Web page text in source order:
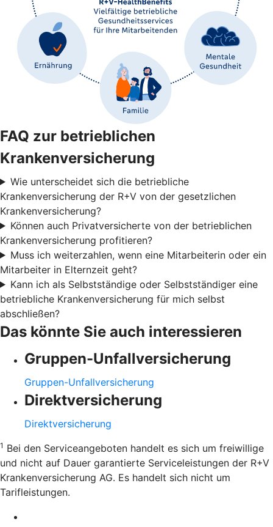
FAQ zur betrieblichen
Krankenversicherung
Wie unterscheidet sich die betriebliche
Krankenversicherung der R+V von der gesetzlichen
Krankenversicherung?
Können auch Privatversicherte von der betrieblichen
Krankenversicherung profitieren?
Muss ich weiterzahlen, wenn eine Mitarbeiterin oder ein
Mitarbeiter in Elternzeit geht?
Kann ich als Selbstständige oder Selbstständiger eine
betriebliche Krankenversicherung für mich selbst
abschließen?
Das könnte Sie auch interessieren
Gruppen-Unfallversicherung
Gruppen-Unfallversicherung
Direktversicherung
Direktversicherung
1 Bei den Serviceangeboten handelt es sich um freiwillige
und nicht auf Dauer garantierte Serviceleistungen der R+V
Krankenversicherung AG. Es handelt sich nicht um
Tarifleistungen.